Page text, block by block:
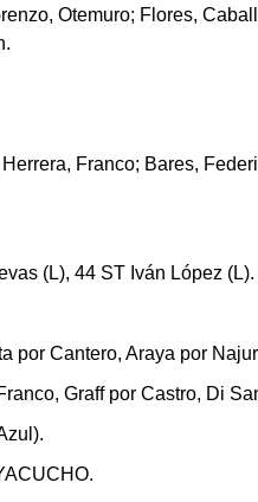
Otemuro; Flores,
Franco; Bares,
(L), 44 ST Iván López (L).
por Cantero, Araya por
Graff por Castro, Di